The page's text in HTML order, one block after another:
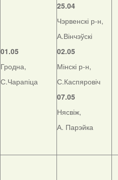
01.05
Гродна,
С.Чарапіца
25.04
Чэрвенскі р-н,
А.Вінчэўскі
02.05
Мінскі р-н,
С.Каспяровіч
07.05
Нясвіж,
А. Парэйка